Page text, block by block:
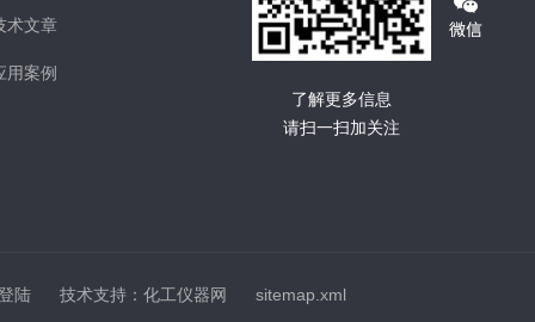
术文章
用案例
了解更多信息
请扫一扫加关注
陆 技术支持： 化工仪器网 sitemap.xml